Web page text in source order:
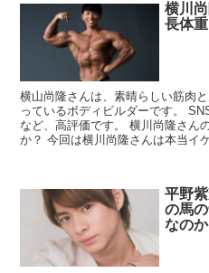
横川
長体
横山尚隆さんは、素晴らしい筋肉
っているボディビルダーです。
など、高評価です。 横川尚隆さん
か？ 今回は横川尚隆さんは本当イ
平野
の馬
なの